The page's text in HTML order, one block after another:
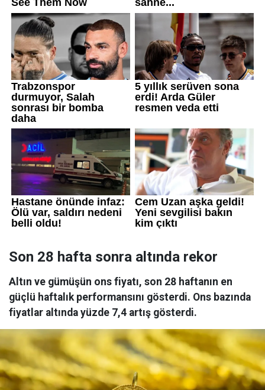
Son 28 hafta sonra altında rekor
Altın ve gümüşün ons fiyatı, son 28 haftanın en
güçlü haftalık performansını gösterdi. Ons bazında
fiyatlar altında yüzde 7,4 artış gösterdi.